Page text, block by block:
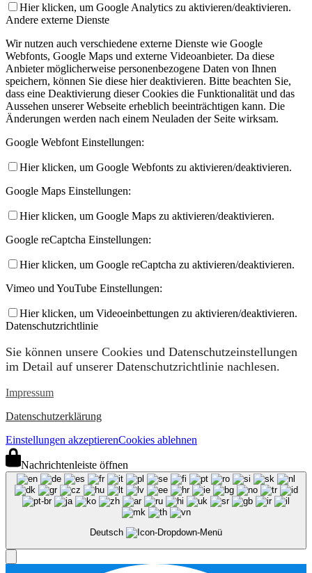
Hier klicken, um Google Analytics zu aktivieren/deaktivieren.
Andere externe Dienste
Wir nutzen auch verschiedene externe Dienste wie Google
Webfonts, Google Maps und externe Videoanbieter. Da diese
Anbieter möglicherweise personenbezogene Daten von Ihnen
speichern, können Sie diese hier deaktivieren. Bitte beachten Sie,
dass eine Deaktivierung dieser Cookies die Funktionalität und das
Aussehen unserer Webseite erheblich beeinträchtigen kann. Die
Änderungen werden nach einem Neuladen der Seite wirksam.
Google Webfont Einstellungen:
Hier klicken, um Google Webfonts zu aktivieren/deaktivieren.
Google Maps Einstellungen:
Hier klicken, um Google Maps zu aktivieren/deaktivieren.
Google reCaptcha Einstellungen:
Hier klicken, um Google reCaptcha zu aktivieren/deaktivieren.
Vimeo und YouTube Einstellungen:
Hier klicken, um Videoeinbettungen zu aktivieren/deaktivieren.
Datenschutzrichtlinie
Sie können unsere Cookies und Datenschutzeinstellungen
im Detail auf unserer Datenschutzrichtlinie nachlesen.
Impressum
Datenschutzerklärung
Einstellungen akzeptierenCookies ablehnen
Nachrichtenleiste öffnen
Deutsch